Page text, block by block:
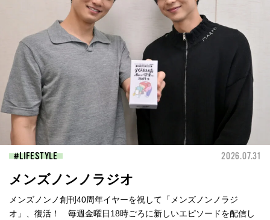
LIFESTYLE 2026.07.31
メンズノンノラジオ
メンズノンノ創刊40周年イヤーを祝して「メンズノンノラジ
オ」、復活！ 毎週金曜日18時ごろに新しいエピソードを配信し